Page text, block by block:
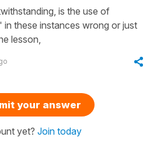
is the use of
these instances wrong or just
lesson,
your answer
yet? Join today